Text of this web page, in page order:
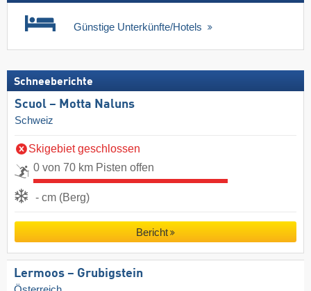
Günstige Unterkünfte/Hotels
Schneeberichte
Scuol – Motta Naluns
Schweiz
Skigebiet geschlossen
0 von 70 km Pisten offen
- cm (Berg)
Bericht
Lermoos – Grubigstein